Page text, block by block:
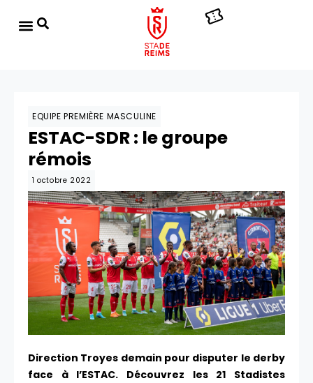
EQUIPE PREMIÈRE MASCULINE
ESTAC-SDR : le groupe
rémois
1 octobre 2022
Direction Troyes demain pour disputer le derby
face à l’ESTAC. Découvrez les 21 Stadistes